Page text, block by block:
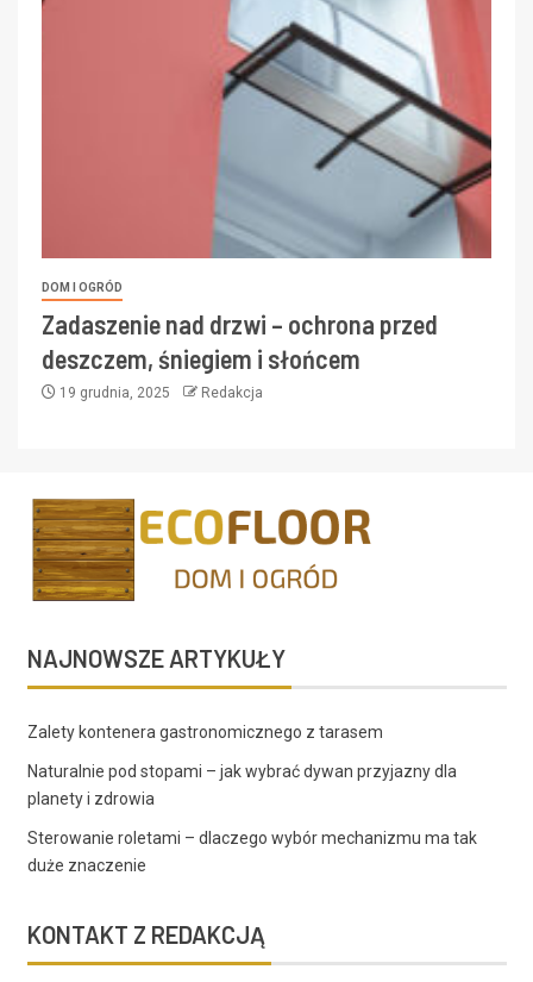
DOM I OGRÓD
Zadaszenie nad drzwi – ochrona przed
deszczem, śniegiem i słońcem
19 grudnia, 2025 Redakcja
NAJNOWSZE ARTYKUŁY
Zalety kontenera gastronomicznego z tarasem
Naturalnie pod stopami – jak wybrać dywan przyjazny dla
planety i zdrowia
Sterowanie roletami – dlaczego wybór mechanizmu ma tak
duże znaczenie
KONTAKT Z REDAKCJĄ